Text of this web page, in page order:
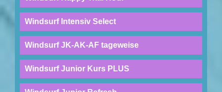
Windsurf Intensiv Select
Windsurf JK-AK-AF tageweise
Windsurf Junior Kurs PLUS